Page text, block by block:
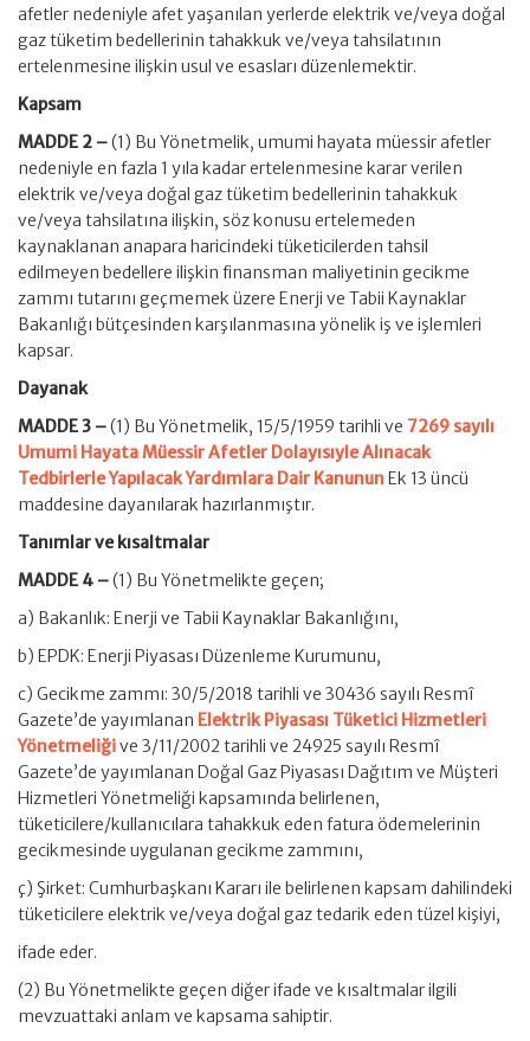
afetler nedeniyle afet yaşanılan yerlerde elektrik ve/veya doğal
gaz tüketim bedellerinin tahakkuk ve/veya tahsilatının
ertelenmesine ilişkin usul ve esasları düzenlemektir.
Kapsam
MADDE 2 –(1) Bu Yönetmelik, umumi hayata müessir afetler
nedeniyle en fazla 1 yıla kadar ertelenmesine karar verilen
elektrik ve/veya doğal gaz tüketim bedellerinin tahakkuk
ve/veya tahsilatına ilişkin, söz konusu ertelemeden
kaynaklanan anapara haricindeki tüketicilerden tahsil
edilmeyen bedellere ilişkin finansman maliyetinin gecikme
zammı tutarını geçmemek üzere Enerji ve Tabii Kaynaklar
Bakanlığı bütçesinden karşılanmasına yönelik iş ve işlemleri
kapsar.
Dayanak
MADDE 3 –(1) Bu Yönetmelik, 15/5/1959 tarihli ve 7269 sayılı
Umumi Hayata Müessir Afetler Dolayısıyle Alınacak
Tedbirlerle Yapılacak Yardımlara Dair KanununEk 13 üncü
maddesine dayanılarak hazırlanmıştır.
Tanımlar ve kısaltmalar
MADDE 4 –(1) Bu Yönetmelikte geçen;
a) Bakanlık: Enerji ve Tabii Kaynaklar Bakanlığını,
b) EPDK: Enerji Piyasası Düzenleme Kurumunu,
c) Gecikme zammı: 30/5/2018 tarihli ve 30436 sayılı Resmî
Gazete’de yayımlanan Elektrik Piyasası Tüketici Hizmetleri
Yönetmeliğive 3/11/2002 tarihli ve 24925 sayılı Resmî
Gazete’de yayımlanan Doğal Gaz Piyasası Dağıtım ve Müşteri
Hizmetleri Yönetmeliği kapsamında belirlenen,
tüketicilere/kullanıcılara tahakkuk eden fatura ödemelerinin
gecikmesinde uygulanan gecikme zammını,
ç) Şirket: Cumhurbaşkanı Kararı ile belirlenen kapsam dahilindeki
tüketicilere elektrik ve/veya doğal gaz tedarik eden tüzel kişiyi,
ifade eder.
(2) Bu Yönetmelikte geçen diğer ifade ve kısaltmalar ilgili
mevzuattaki anlam ve kapsama sahiptir.